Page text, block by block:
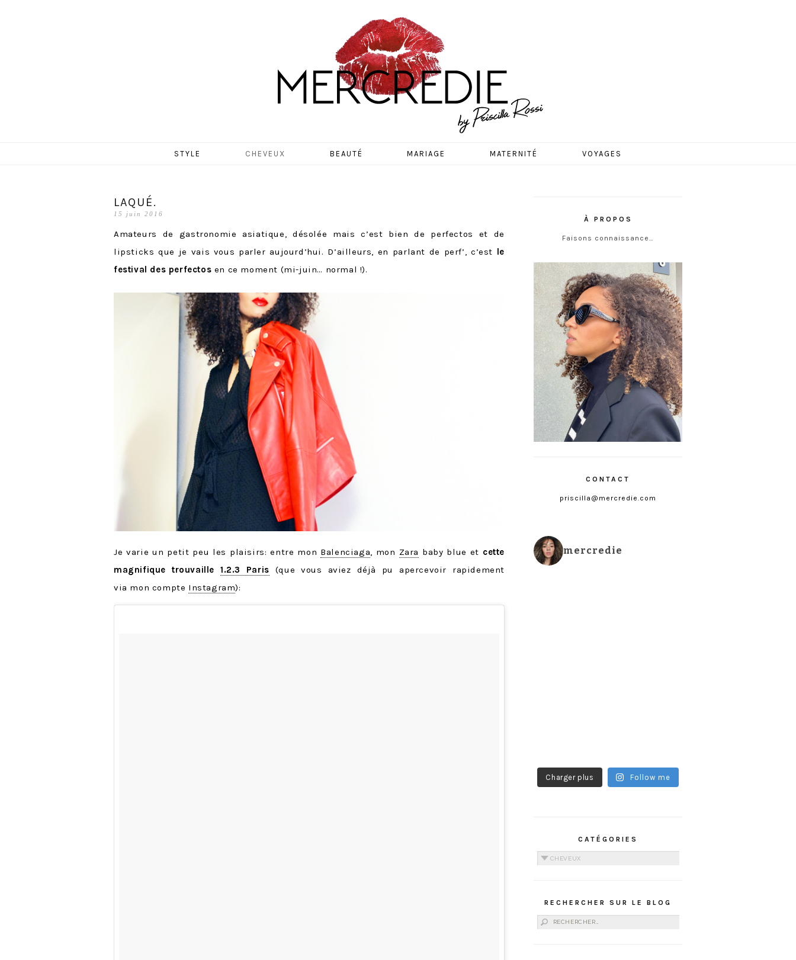
MERCREDIE
STYLE CHEVEUX BEAUTÉ MARIAGE MATERNITÉ VOYAGES
LAQUÉ.
15 juin 2016
Amateurs de gastronomie asiatique, désolée mais c’est bien de perfectos et de
lipsticks que je vais vous parler aujourd’hui. D’ailleurs, en parlant de perf’, c’est le
festival des perfectos en ce moment (mi-juin… normal !).
Je varie un petit peu les plaisirs: entre mon Balenciaga , mon Zara baby blue et cette
magnifique trouvaille 1.2.3 Paris (que vous aviez déjà pu apercevoir rapidement
via mon compte Instagram):
À PROPOS
Faisons connaissance…
CONTACT
priscilla@mercredie.com
mercredie
Charger plus Follow me
CATÉGORIES
Catégories
RECHERCHER SUR LE BLOG
Rechercher :